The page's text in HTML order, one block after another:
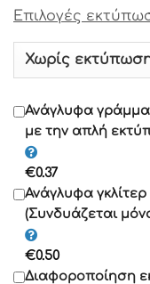
Γραμματοσειρά 9
Γραμματοσειρά 10
Γραμματοσειρά 11
Γραμματοσειρά 12
Γραμματοσειρά 13
Γραμματοσειρά 14
Γραμματοσειρά 15
Eπιλογές
Ανάγλυφα
με την απλή
€0.37
Ανάγλυφα
(Συνδυάζεται
€0.50
Διαφοροποίηση